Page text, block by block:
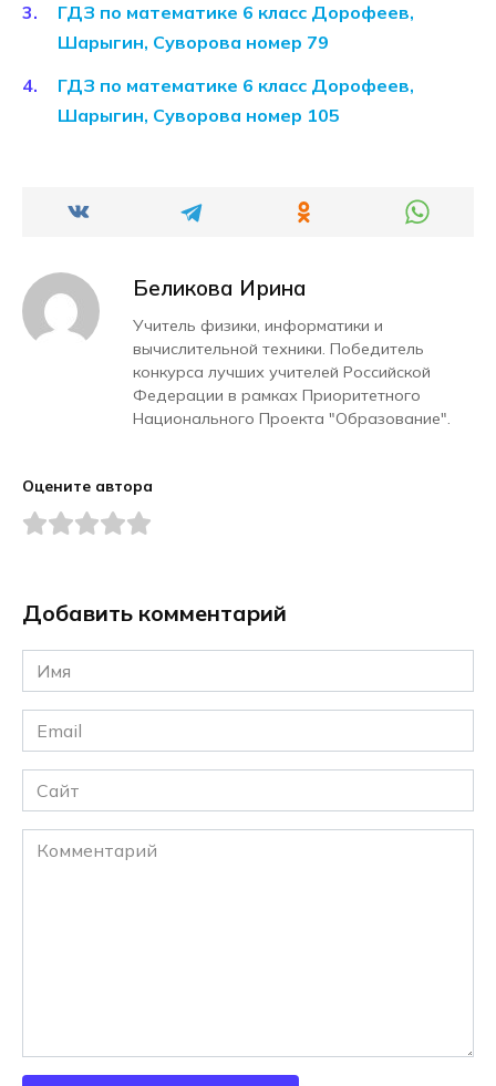
ГДЗ по математике 6 класс Дорофеев,
Шарыгин, Суворова номер 79
ГДЗ по математике 6 класс Дорофеев,
Шарыгин, Суворова номер 105
Беликова Ирина
Учитель физики, информатики и
вычислительной техники. Победитель
конкурса лучших учителей Российской
Федерации в рамках Приоритетного
Национального Проекта "Образование".
Оцените автора
Добавить комментарий
Имя
*
Email
*
Сайт
Комментарий